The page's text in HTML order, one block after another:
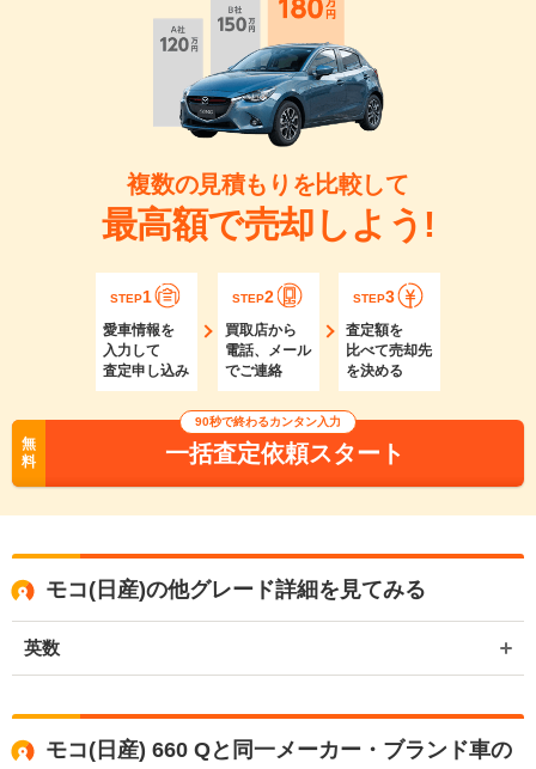
複数の見積もりを比較して
最高額で売却しよう!
STEP1
愛車情報を
入力して
査定申し込み
STEP2
買取店から
電話、メール
でご連絡
STEP3
査定額を
比べて売却先
を決める
無
料
90秒で終わるカンタン入力
一括査定依頼スタート
モコ(日産)の他グレード詳細を見てみる
英数
モコ(日産) 660 Qと同一メーカー・ブランド車の